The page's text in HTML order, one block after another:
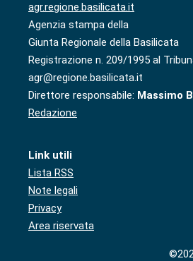
agr.regione.basilicata.it
Agenzia stampa della
Giunta Regionale della Basilicata
Registrazione n. 209/1995 al
agr@regione.basilicata.it
Direttore responsabile: Massimo
Redazione
Link utili
Lista RSS
Note legali
Privacy
Area riservata